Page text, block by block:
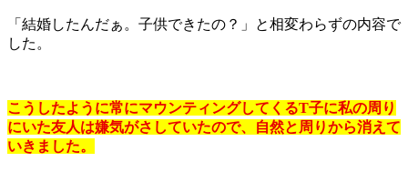
「結婚したんだぁ。子供できたの？」と相変わらずの内容で
した。
こうしたように常にマウンティングしてくるT子に私の周り
にいた友人は嫌気がさしていたので、自然と周りから消えて
いきました。